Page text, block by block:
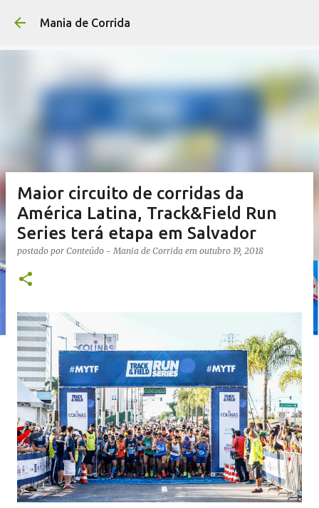
Mania de Corrida
Maior circuito de corridas da
América Latina, Track&Field Run
Series terá etapa em Salvador
postado por Conteúdo - Mania de Corrida em outubro 19, 2018